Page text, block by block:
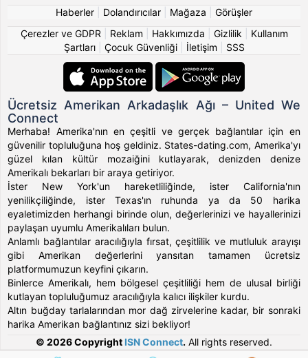
Haberler Dolandırıcılar Mağaza
Görüşler
Çerezler ve GDPR
Reklam Hakkımızda Gizlilik
Kullanım
Şartları| Çocuk Güvenliği| İletişim SSS
Ücretsiz Amerikan Arkadaşlık Ağı – United We
Connect
Merhaba! Amerika'nın en çeşitli ve gerçek bağlantılar için en
güvenilir topluluğuna hoş geldiniz. States-dating.com, Amerika'yı
güzel kılan kültür mozaiğini kutlayarak, denizden denize
Amerikalı bekarları bir araya getiriyor.
İster New York'un hareketliliğinde, ister California'nın
yenilikçiliğinde, ister Texas'ın ruhunda ya da 50 harika
eyaletimizden herhangi birinde olun, değerlerinizi ve hayallerinizi
paylaşan uyumlu Amerikalıları bulun.
Anlamlı bağlantılar aracılığıyla fırsat, çeşitlilik ve mutluluk arayışı
gibi Amerikan değerlerini yansıtan tamamen ücretsiz
platformumuzun keyfini çıkarın.
Binlerce Amerikalı, hem bölgesel çeşitliliği hem de ulusal birliği
kutlayan topluluğumuz aracılığıyla kalıcı ilişkiler kurdu.
Altın buğday tarlalarından mor dağ zirvelerine kadar, bir sonraki
harika Amerikan bağlantınız sizi bekliyor!
© 2026 Copyright ISN Connect. All rights reserved.